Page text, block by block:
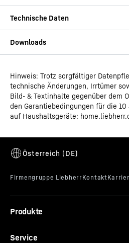
Produktgruppe
Ausgabekanäle
Vertriebsartikelnummer
Datenblatt
Hinweis: Trotz sorgfältiger
technische Änderungen, Irrtümer
Bild- & Textinhalte gegenüber dem
den Garantiebedingungen für die
auf Haushaltsgeräte:
Produkte
Service